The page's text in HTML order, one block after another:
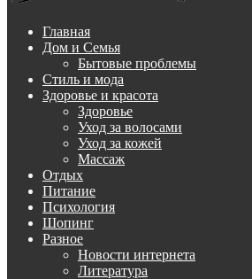
Главная
Дом и Семья
Бытовые проблемы
Стиль и мода
Здоровье и красота
Здоровье
Уход за волосами
Уход за кожей
Массаж
Отдых
Питание
Психология
Шопинг
Разное
Новости интернета
Литература